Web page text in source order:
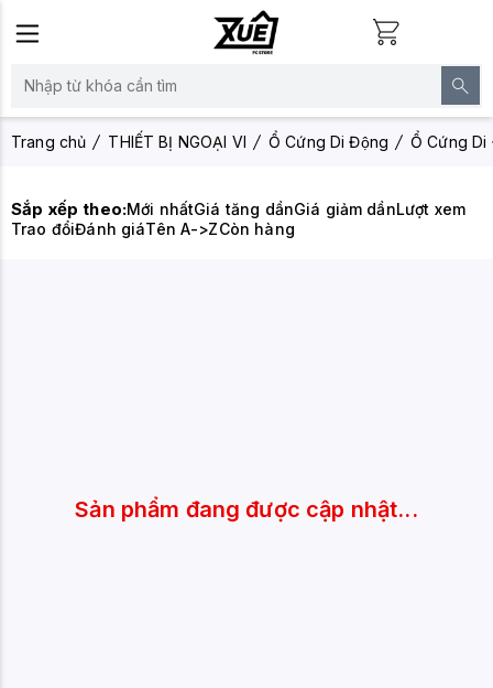
Trang chủ THIẾT BỊ NGOẠI VI Ổ Cứng Di Động Ổ Cứng
Sắp xếp theo:Mới nhấtGiá tăng dầnGiá giảm dầnLượt xem
Trao đổiĐánh giáTên A->ZCòn hàng
Sản phẩm đang được cập nhật...